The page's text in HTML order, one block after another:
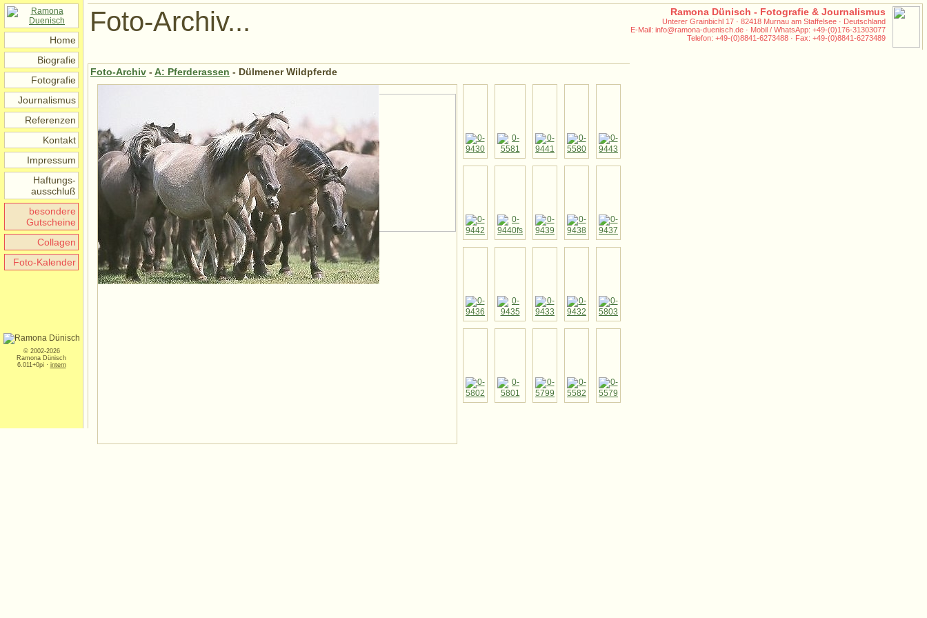
Home
Biografie
Fotografie
Journalismus
Referenzen
Kontakt
Impressum
Haftungs-
ausschluß
besondere
Gutscheine
Collagen
Foto-Kalender
© 2002-2026
Ramona Dünisch
6.011+0pi · intern
Foto-Archiv... Ramona Dünisch - Fotografie & Journalismus
Unterer Grainbichl 17 · 82418 Murnau am Staffelsee · Deutschland
E-Mail: info@ramona-duenisch.de · Mobil / WhatsApp: +49-(0)176-31303077
Telefon: +49-(0)8841-6273488 · Fax: +49-(0)8841-6273489
Foto-Archiv - A: Pferderassen - Dülmener Wildpferde